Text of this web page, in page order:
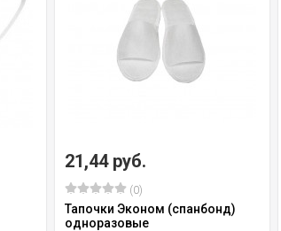
21,44 руб.
(0)
Тапочки Эконом (спанбонд)
одноразовые